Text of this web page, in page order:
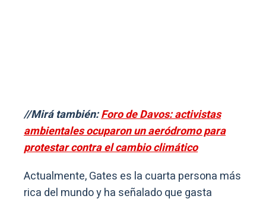
//Mirá también:Foro de Davos: activistas
ambientales ocuparon un aeródromo para
protestar contra el cambio climático
Actualmente, Gates es la cuarta persona más
rica del mundo y ha señalado que gasta